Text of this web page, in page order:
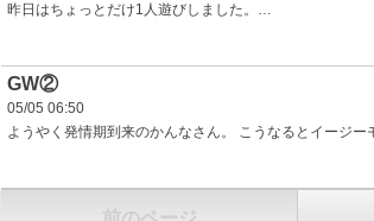
昨日はちょっとだけ1人遊びしました。…
GW②
05/05 06:50
ようやく発情期到来のかんなさん。 こうなるとイージ